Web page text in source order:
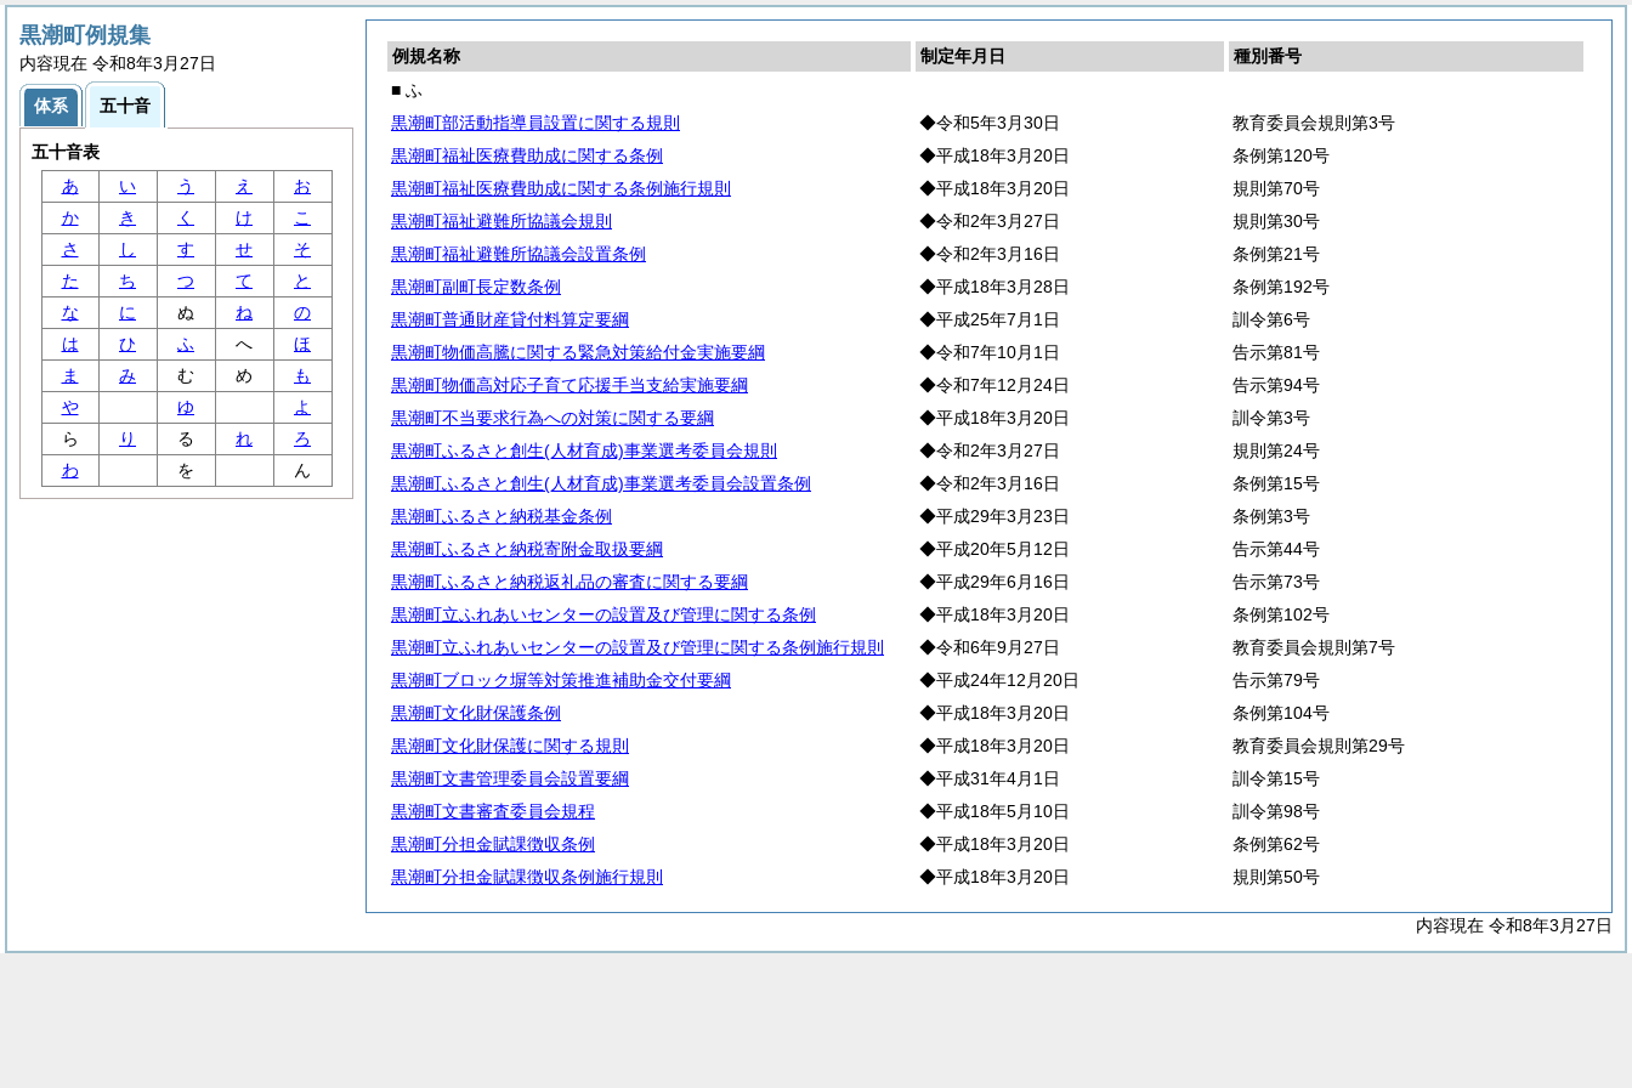
例規名称 制定年月日
種別番号
■ ふ
黒潮町部活動指導員設置に関する規則
◆令和5年3月30日
教育委員会規則第3号
黒潮町福祉医療費助成に関する条例
◆平成18年3月20日
条例第120号
黒潮町福祉医療費助成に関する条例施行規則
◆平成18年3月20日
規則第70号
黒潮町福祉避難所協議会規則
◆令和2年3月27日
規則第30号
黒潮町福祉避難所協議会設置条例
◆令和2年3月16日
条例第21号
黒潮町副町長定数条例
◆平成18年3月28日
条例第192号
黒潮町普通財産貸付料算定要綱
◆平成25年7月1日
訓令第6号
黒潮町物価高騰に関する緊急対策給付金実施要綱
◆令和7年10月1日
告示第81号
黒潮町物価高対応子育て応援手当支給実施要綱
◆令和7年12月24日
告示第94号
黒潮町不当要求行為への対策に関する要綱
◆平成18年3月20日
訓令第3号
黒潮町ふるさと創生(人材育成)事業選考委員会規則
◆令和2年3月27日
規則第24号
黒潮町ふるさと創生(人材育成)事業選考委員会設置条例
◆令和2年3月16日
条例第15号
黒潮町ふるさと納税基金条例
◆平成29年3月23日
条例第3号
黒潮町ふるさと納税寄附金取扱要綱
◆平成20年5月12日
告示第44号
黒潮町ふるさと納税返礼品の審査に関する要綱
◆平成29年6月16日
告示第73号
黒潮町立ふれあいセンターの設置及び管理に関する条例
◆平成18年3月20日
条例第102号
黒潮町立ふれあいセンターの設置及び管理に関する条例施行規則
◆令和6年9月27日
教育委員会規則第7号
黒潮町ブロック塀等対策推進補助金交付要綱
◆平成24年12月20日
告示第79号
黒潮町文化財保護条例
◆平成18年3月20日
条例第104号
黒潮町文化財保護に関する規則
◆平成18年3月20日
教育委員会規則第29号
黒潮町文書管理委員会設置要綱
◆平成31年4月1日
訓令第15号
黒潮町文書審査委員会規程
◆平成18年5月10日
訓令第98号
黒潮町分担金賦課徴収条例
◆平成18年3月20日
条例第62号
黒潮町分担金賦課徴収条例施行規則
◆平成18年3月20日 規則第50号
内容現在 令和8年3月27日
黒潮町例規集
内容現在 令和8年3月27日
体系 五十音
五十音表
あ
い う え
お
か
き く け
こ
さ
し す せ
そ
た
ち つ て
と
な
に ぬ ね
の
は
ひ ふ へ
ほ
ま
み む め
も
や
ゆ
よ
ら
り る れ
ろ
わ
を ん